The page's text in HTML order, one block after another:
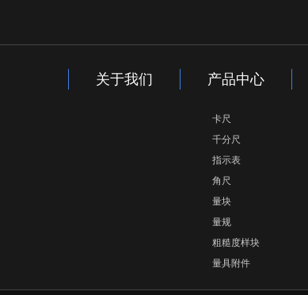
关于我们 产品中心
卡尺
千分尺
指示表
角尺
量块
量规
粗糙度样块
量具附件